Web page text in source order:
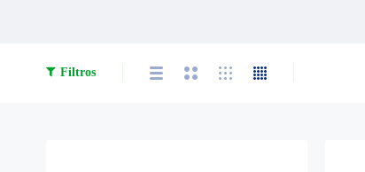
Filtros